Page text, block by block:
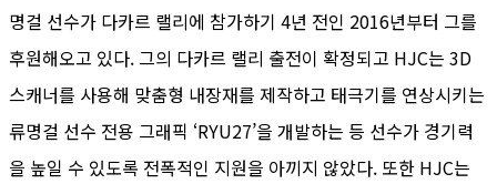
명걸 선수가 다카르 랠리에 참가하기 4년 전인 2016년부터 그를
후원해오고 있다. 그의 다카르 랠리 출전이 확정되고 HJC는 3D
스캐너를 사용해 맞춤형 내장재를 제작하고 태극기를 연상시키는
류명걸 선수 전용 그래픽 ‘RYU27’을 개발하는 등 선수가 경기력
을 높일 수 있도록 전폭적인 지원을 아끼지 않았다. 또한 HJC는